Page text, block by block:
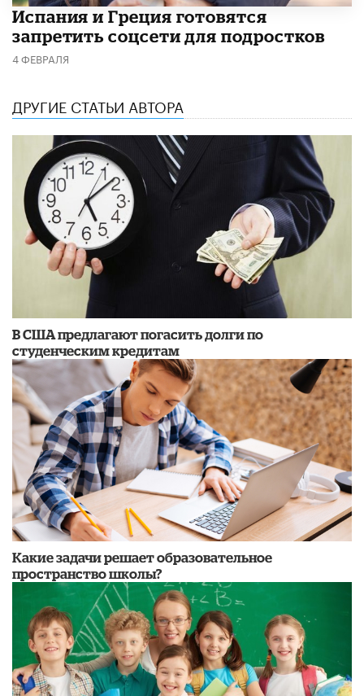
Испания и Греция готовятся
запретить соцсети для подростков
4 ФЕВРАЛЯ
ДРУГИЕ СТАТЬИ АВТОРА
В США предлагают погасить долги по
студенческим кредитам
Какие задачи решает образовательное
пространство школы?